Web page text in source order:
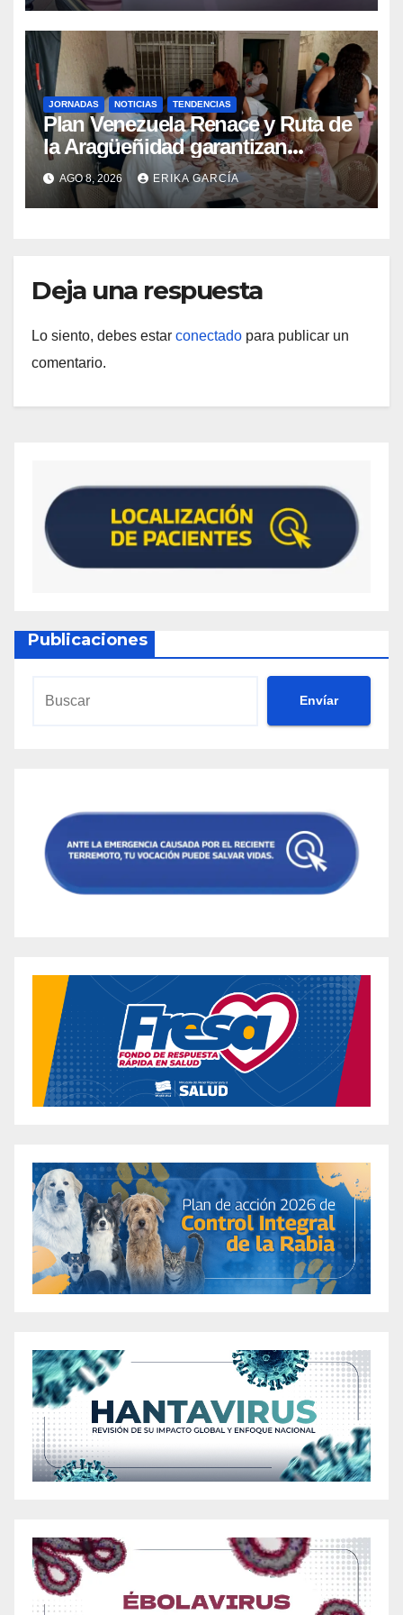
JORNADAS NOTICIAS TENDENCIAS
Plan Venezuela Renace y Ruta de
la Aragüeñidad garantizan
atención médica integral en
Aragua
AGO 8, 2026 ERIKA GARCÍA
Deja una respuesta
Lo siento, debes estar conectado para publicar un
comentario.
Publicaciones
Envíar